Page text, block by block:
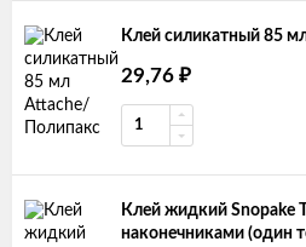
Клей силикатный 85
29,76 ₽
Клей жидкий Snopake
наконечниками (один